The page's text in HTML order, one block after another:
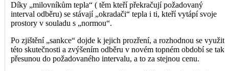
Díky „milovníkům tepla“ ( těm kteří překračují požadovaný
interval odběru) se stávají „okradači“ tepla i ti, kteří vytápí svoje
prostory v souladu s „normou“.
Po zjištění „sankce“ dojde k jejich prozření, a rozhodnou se využit
této skutečnosti a zvýšením odběru v novém topném období se tak
přesunou do požadovaného intervalu, a to za stejnou cenu.